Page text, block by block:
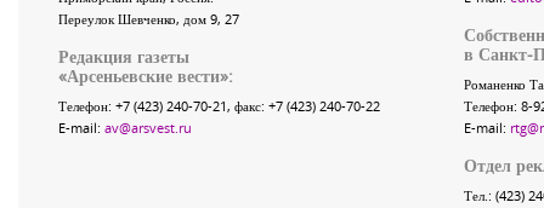
Переулок Шевченко, дом 9, 27
Редакция газеты
«Арсеньевские вести»:
Телефон: +7 (423) 240-70-21, факс: +7 (423) 240-70-22
E-mail: av@arsvest.ru
в Санкт-
Романенко
Телефон: 8-
E-mail:
Отдел
Тел.: (423)